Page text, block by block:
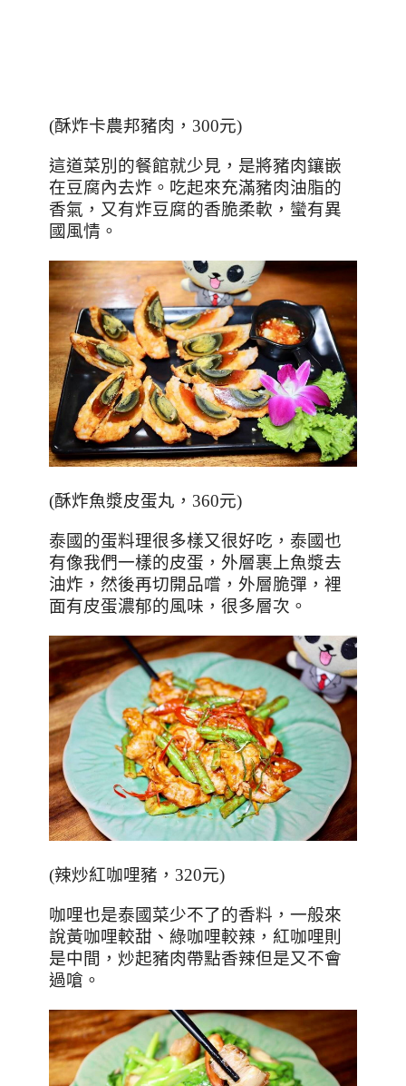
(酥炸卡農邦豬肉， 300元)
這道菜別的餐館就少見，是將豬肉鑲嵌
在豆腐內去炸。吃起來充滿豬肉油脂的
香氣，又有炸豆腐的香脆柔軟，蠻有異
國風情。
(酥炸魚漿皮蛋丸， 360元)
泰國的蛋料理很多樣又很好吃，泰國也
有像我們一樣的皮蛋，外層裹上魚漿去
油炸，然後再切開品嚐，外層脆彈，裡
面有皮蛋濃郁的風味，很多層次。
(辣炒紅咖哩豬， 320元)
咖哩也是泰國菜少不了的香料，一般來
說黃咖哩較甜、綠咖哩較辣，紅咖哩則
是中間，炒起豬肉帶點香辣但是又不會
過嗆。